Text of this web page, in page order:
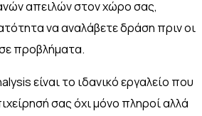
απειλών στον χώρο σας,
να αναλάβετε δράση πριν οι
σε προβλήματα.
είναι το ιδανικό εργαλείο που
σας όχι μόνο πληροί αλλά